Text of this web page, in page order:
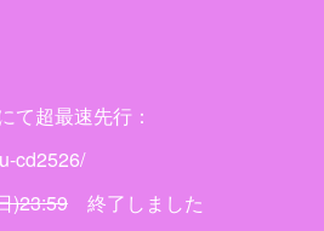
て超最速先行：
cd2526/
)23:59終了しました